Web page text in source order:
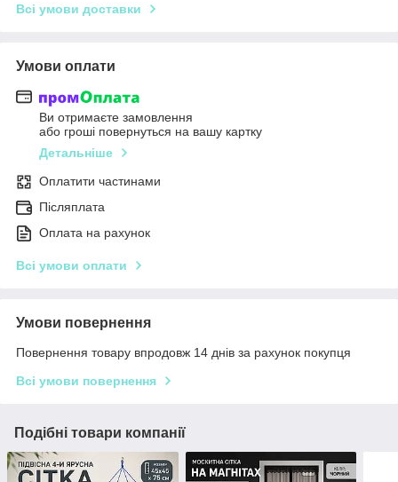
Всі умови доставки
Умови оплати
Ви отримаєте замовлення
або гроші повернуться на вашу картку
Детальніше
Оплатити частинами
Післяплата
Оплата на рахунок
Всі умови оплати
Умови повернення
Повернення товару впродовж 14 днів за рахунок покупця
Всі умови повернення
Подібні товари компанії